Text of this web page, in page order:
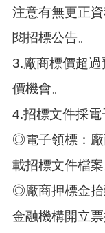
注意有無更正
閱招標公告。
3.廠商標價超
價機會。
4.招標文件採電
◎電子領標：廠
載招標文件檔案
◎廠商押標金抬
金融機構開立